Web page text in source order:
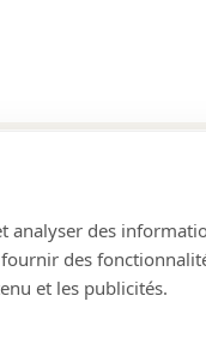
analyser des
des
et les publicités.